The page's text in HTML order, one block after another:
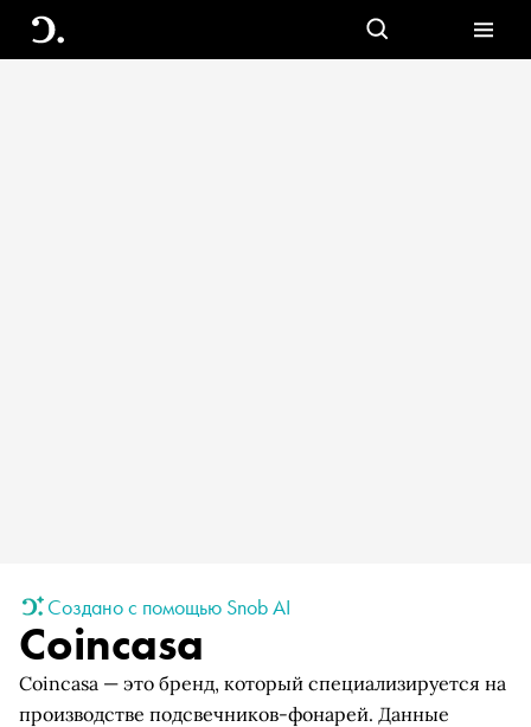
Создано с помощью Snob AI
Coincasa
Coincasa — это бренд, который специализируется на
производстве подсвечников-фонарей. Данные